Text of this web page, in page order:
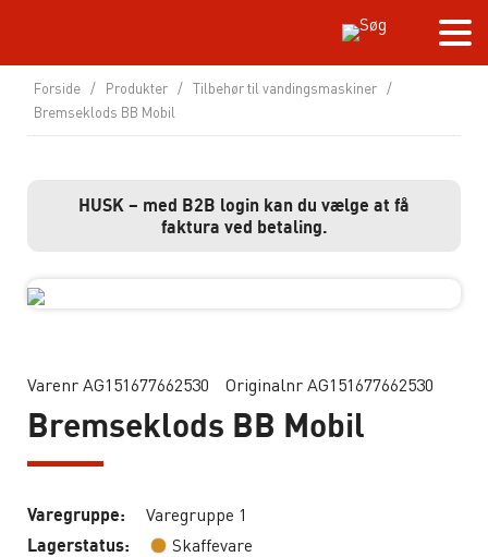
Forside / Produkter / Tilbehør til vandingsmaskiner /
Bremseklods BB Mobil
HUSK – med B2B login kan du vælge at få
faktura ved betaling.
Varenr AG151677662530 Originalnr AG151677662530
Bremseklods BB Mobil
Varegruppe: Varegruppe 1
Lagerstatus: Skaffevare